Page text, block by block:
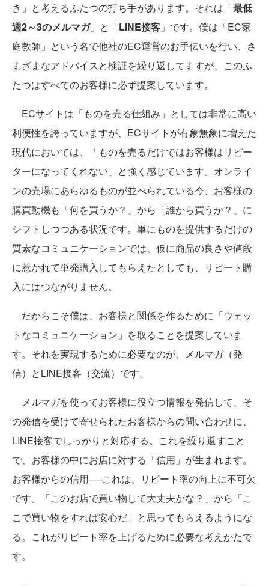
き」と考えるふたつの打ち手があります。それは「最低
週2～3のメルマガ」と「LINE接客 」です。僕は「EC家
庭教師」という名で他社のEC運営のお手伝いを行い、さ
まざまなアドバイスと検証を繰り返してますが、このふ
たつはすべてのお客様に必ず提案しています。
ECサイトは「ものを売る仕組み」としては非常に高い
利便性を誇っていますが、ECサイトが有象無象に増えた
現代においては、「ものを売るだけではお客様はリピー
ターになってくれない」と強く感じています。オンライ
ンの売場にあらゆるものが並べられている今、お客様の
購買動機も「何を買うか？」から「誰から買うか？」に
シフトしつつある状況です。単にものを提供するだけの
質素なコミュニケーションでは、仮に商品の良さや値段
に惹かれて単発購入してもらえたとしても、リピート購
入にはつながりません。
だからこそ僕は、お客様と関係を作るために「ウェッ
トなコミュニケーション」を取ることを提案していま
す。それを実現するために必要なのが、メルマガ（発
信）とLINE接客（交流）です。
メルマガを使ってお客様に役立つ情報を発信して、そ
の発信を受けて寄せられたお客様からの問い合わせに、
LINE接客でしっかりと対応する。これを繰り返すこと
で、お客様の中にお店に対する「信用」が生まれます。
お客様からの信用──これは、リピート率の向上に不可欠
です。「このお店で買い物して大丈夫かな？」から「こ
こで買い物をすれば安心だ」と思ってもらえるようにな
る。これがリピート率を上げるために必要な考えかたで
す。